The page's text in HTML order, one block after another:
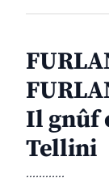
Il gnûf
Tellini
............